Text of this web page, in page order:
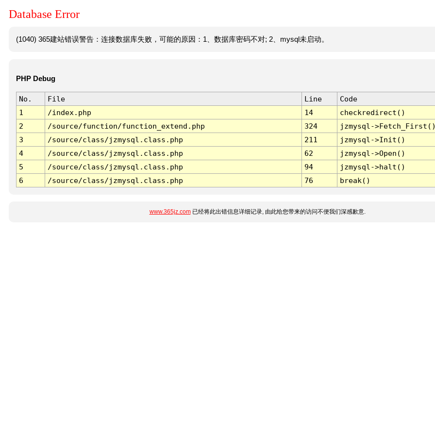
Database Error
(1040) 365建站错误警告：连接数据库失败，可能的原因：1、数据库密码不对; 2、mysql未启动。
PHP Debug
No. File Line
Code
1
/index.php 14
checkredirect()
2
/source/function/function_extend.php 324
jzmysql-
3
/source/class/jzmysql.class.php 211
jzmysql->Init()
4
/source/class/jzmysql.class.php 62
jzmysql->Open()
5
/source/class/jzmysql.class.php 94
jzmysql->halt()
6
/source/class/jzmysql.class.php 76 break()
www.365jz.com已经将此出错信息详细记录, 由此给您带来的访问不便我们深感歉意.